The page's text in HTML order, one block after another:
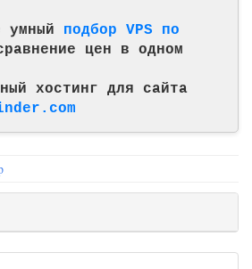
умный подбор VPS по
цен в одном
хостинг для сайта